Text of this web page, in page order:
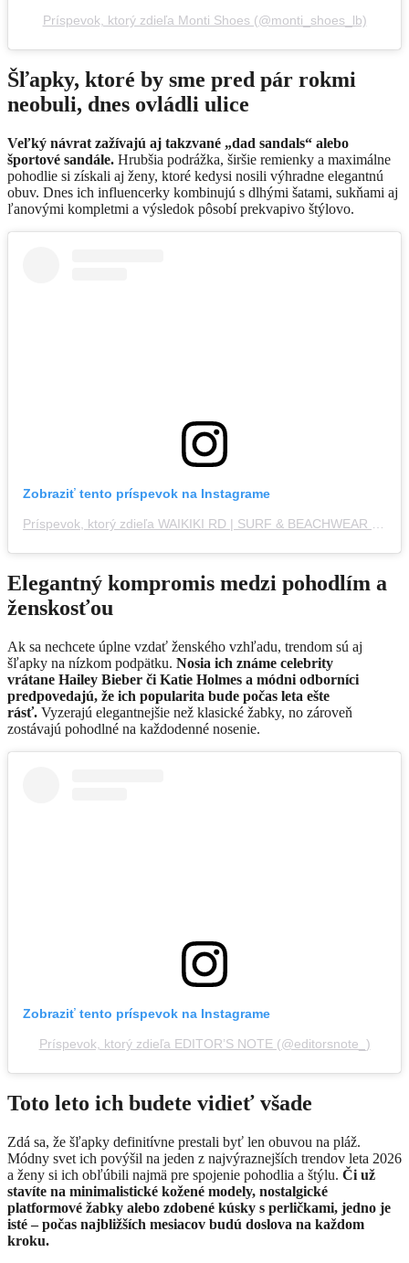
Príspevok, ktorý zdieľa Monti Shoes (@monti_shoes_lb)
Šľapky, ktoré by sme pred pár rokmi
neobuli, dnes ovládli ulice
Veľký návrat zažívajú aj takzvané „dad sandals“ alebo
športové sandále. Hrubšia podrážka, širšie remienky a maximálne
pohodlie si získali aj ženy, ktoré kedysi nosili výhradne elegantnú
obuv. Dnes ich influencerky kombinujú s dlhými šatami, sukňami aj
ľanovými kompletmi a výsledok pôsobí prekvapivo štýlovo.
Zobraziť tento príspevok na Instagrame
Elegantný kompromis medzi pohodlím a
ženskosťou
Ak sa nechcete úplne vzdať ženského vzhľadu, trendom sú aj
šľapky na nízkom podpätku. Nosia ich známe celebrity
vrátane Hailey Bieber či Katie Holmes a módni odborníci
predpovedajú, že ich popularita bude počas leta ešte
rásť. Vyzerajú elegantnejšie než klasické žabky, no zároveň
zostávajú pohodlné na každodenné nosenie.
Zobraziť tento príspevok na Instagrame
Príspevok, ktorý zdieľa EDITOR’S NOTE (@editorsnote_)
Toto leto ich budete vidieť všade
Zdá sa, že šľapky definitívne prestali byť len obuvou na pláž.
Módny svet ich povýšil na jeden z najvýraznejších trendov leta 2026
a ženy si ich obľúbili najmä pre spojenie pohodlia a štýlu. Či už
stavíte na minimalistické kožené modely, nostalgické
platformové žabky alebo zdobené kúsky s perličkami, jedno je
isté – počas najbližších mesiacov budú doslova na každom
kroku.